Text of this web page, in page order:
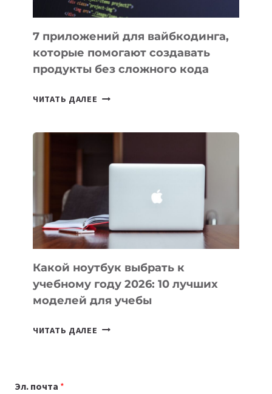
7 приложений для вайбкодинга,
которые помогают создавать
продукты без сложного кода
ЧИТАТЬ ДАЛЕЕ
СОЗДАВАТЬ
БЕЗ
СЛОЖНОГО
КОДА
Какой ноутбук выбрать к
учебному году 2026: 10 лучших
моделей для учебы
ЧИТАТЬ ДАЛЕЕ КАКОЙ
Эл. почта *